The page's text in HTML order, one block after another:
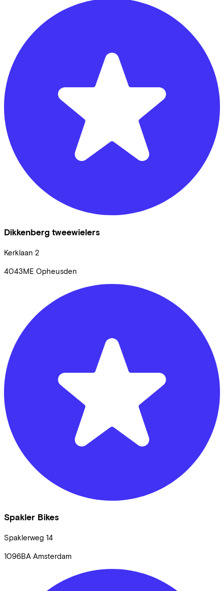
Dikkenberg tweewielers
Kerklaan 2
4043ME Opheusden
Spakler Bikes
Spaklerweg 14
1096BA Amsterdam